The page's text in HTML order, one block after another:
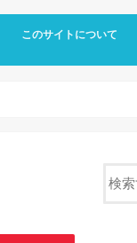
このサイトについて